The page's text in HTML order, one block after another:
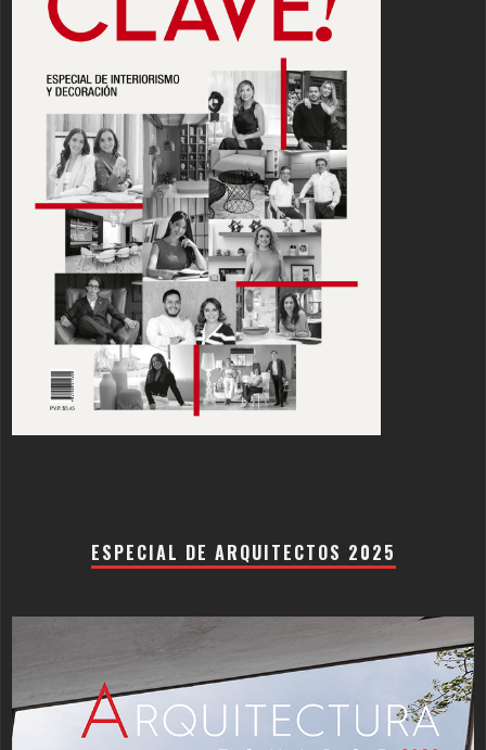
ESPECIAL DE ARQUITECTOS 2025